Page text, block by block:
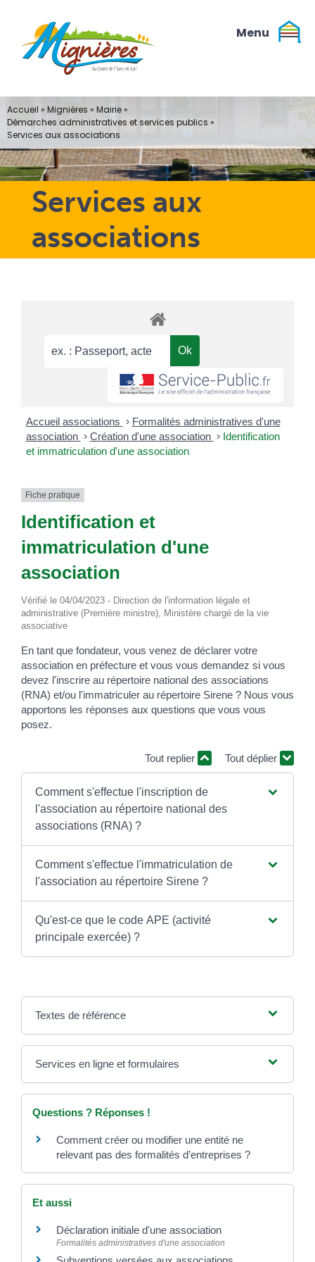
contenu
Services aux
associations
Accueil » Mignières » Mairie»
Démarches administratives et services publics »
Services aux associations
Accueil associations > Formalités administratives d'une
association > Création d'une association > Identification
et immatriculation d'une association
Fiche pratique
Identification et
immatriculation d'une
association
Vérifié le 04/04/2023 - Direction de l'information légale et
administrative (Première ministre), Ministère chargé de la vie
associative
En tant que fondateur, vous venez de déclarer votre
association en préfecture et vous vous demandez si vous
devez l'inscrire au répertoire national des associations
(RNA) et/ou l'immatriculer au répertoire Sirene ? Nous vous
apportons les réponses aux questions que vous vous
posez.
Tout replier Tout déplier
Comment s'effectue l'inscription de
l'association au répertoire national des
associations (RNA) ?
Comment s'effectue l'immatriculation de
l'association au répertoire Sirene ?
Qu'est-ce que le code APE (activité
principale exercée) ?
Textes de référence
Services en ligne et formulaires
Questions ? Réponses !
Comment créer ou modifier une entité ne
relevant pas des formalités d’entreprises ?
Et aussi
Déclaration initiale d'une association
Formalités administratives d'une association